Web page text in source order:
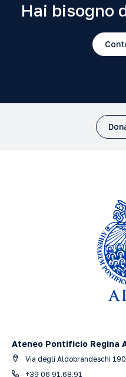
Hai bisogno
Ateneo Pontificio Regina
Via degli Aldobrandeschi
+39 06 91.68.91